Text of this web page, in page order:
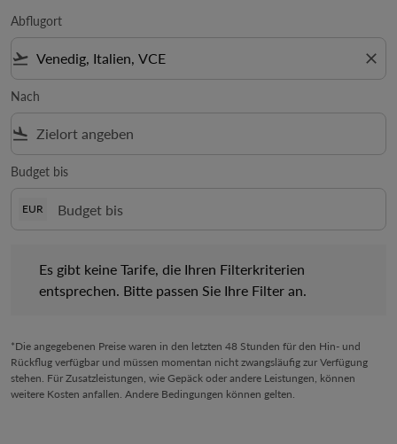
Abflugort
flight_takeoff close
Nach
flight_land
Budget bis
EUR
Es gibt keine Tarife, die Ihren Filterkriterien
entsprechen. Bitte passen Sie Ihre Filter an.
*Die angegebenen Preise waren in den letzten 48 Stunden für den Hin- und
Rückflug verfügbar und müssen momentan nicht zwangsläufig zur Verfügung
stehen. Für Zusatzleistungen, wie Gepäck oder andere Leistungen, können
weitere Kosten anfallen. Andere Bedingungen können gelten.